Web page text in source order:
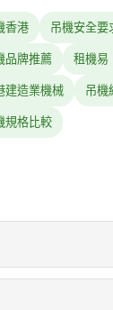
香港 吊機安全要
品牌推薦 租機易
建造業機械 吊機
規格比較